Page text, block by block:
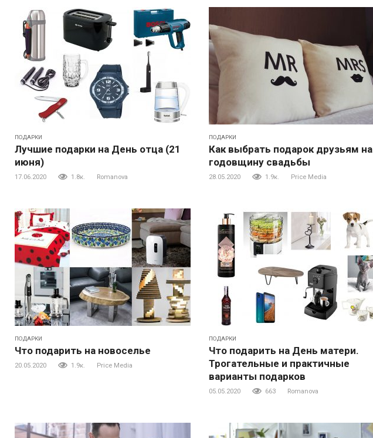
ПОДАРКИ
Лучшие подарки на День отца (21
июня)
17.06.2020 1.8к. Romanova
ПОДАРКИ
Как выбрать подарок друзьям на
годовщину свадьбы
28.05.2020 1.9к. Price Media
ПОДАРКИ
Что подарить на новоселье
20.05.2020 1.9к. Price Media
ПОДАРКИ
Что подарить на День матери.
Трогательные и практичные
варианты подарков
05.05.2020 663 Romanova